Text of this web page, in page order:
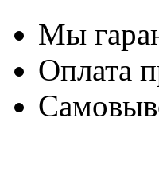
Мы
Оплата